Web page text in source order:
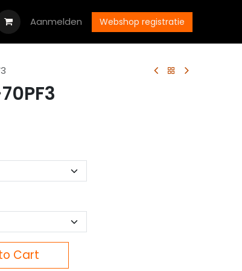
Vacatures Neem contact op met ons
Aanmelden Webshop registratie
Cart